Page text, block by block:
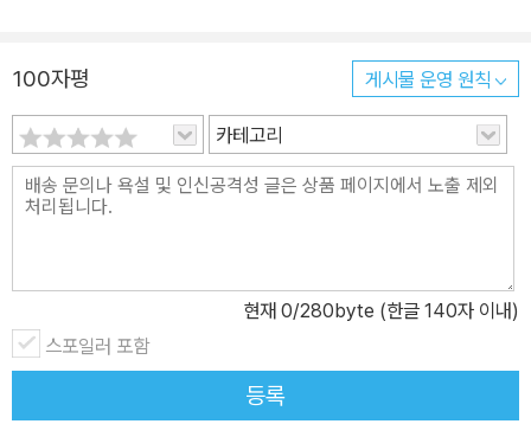
제공합니다. 사이즈가 작아 갖고 다니기 편하고, PUR 제본으로 스프
링 제본처럼 넓게 펼쳐서 볼 수 있습니다. 돈보다 신뢰를 얻고 싶어서
한정특가 8,400원에 드립니다. 초등 영단어 500부터는 정가에 판
매될 예정입니다. 당신의 어휘력을 책임지겠습니다! 책의 시리즈에
‘교육부 선정 어휘’를 ‘빈도순’으로 전부 담았습니다. ‘초등 영단어 4
적으로 출간됩니다. 영상은 유튜브 jdvoca.com에서, 음성은 팟캐스
트 jdvoca.co.kr에서 들을 수 있습니다. 무료 스터디도 bit.ly/miklis
h에서 진행합니다. 궁금하신 점은 이메일(iminia@naver.com)이나
문자(010-4718-1329)주세요. 당신의 어휘력을 책임지겠습니다.
100자평 게시물 운영 원칙
카테고리
현재 0/280byte (한글 140자 이내)
스포일러 포함
등록